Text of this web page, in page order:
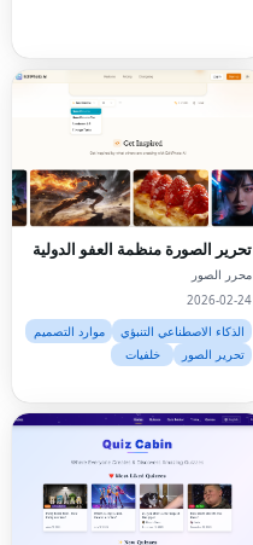
تحرير الصورة منظمة العفو الدولية
محرر الصور
2026-02-24
الذكاء الاصطناعي التنبؤي
موارد التصميم
تحرير الصور
خلفيات